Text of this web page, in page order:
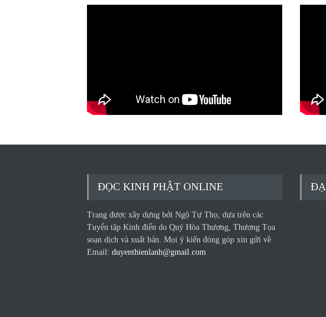
ĐỌC KINH PHẬT ONLINE
Trang được xây dựng bởi Ngộ Tự Thọ, dựa trên các
Tuyển tập Kinh điển do Quý Hòa Thượng, Thượng Tọa
soạn dịch và xuất bản. Mọi ý kiến đóng góp xin gửi về
Email: duyenthienlanh@gmail.com